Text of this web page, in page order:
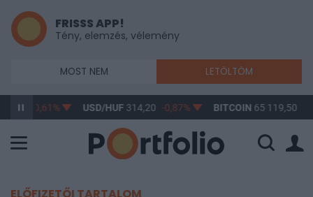
FRISSS APP!
Tény, elemzés, vélemény
MOST NEM LETÖLTÖM
-0,61% USD/HUF314,20 -0,87% BITCOIN65 119,50
ELŐFIZETŐI TARTALOM